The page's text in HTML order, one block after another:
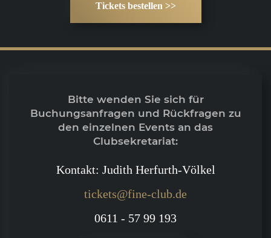
Tickets bestellen >>
Bitte wenden Sie sich für
Buchungsanfragen und Rückfragen zu
den einzelnen Events an das
Clubsekretariat:
Kontakt: Judith Herfurth-Völkel
tickets@fine-club.de
0611 - 57 99 193